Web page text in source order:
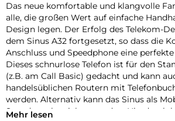
Das neue komfortable und klangvolle
alle, die großen Wert auf einfache
Design legen. Der Erfolg des Telekom-
dem Sinus A32 fortgesetzt, so dass die
Anschluss und Speedphone eine
Dieses schnurlose Telefon ist für den
(z.B. am Call Basic) gedacht und kann
handelsüblichen Routern mit
werden. Alternativ kann das Sinus als
Speedport betrieben werden. Hierdurch
Mehr lesen